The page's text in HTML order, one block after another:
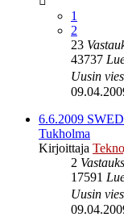
1
2
23
43737
Uusin
6.6.2009
Tukholma
Kirjoittaja
2
17591
Uusin